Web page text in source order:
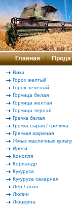
Главная |
Вика
Горох желтый
Горох зеленый
Горчица белая
Горчица желтая
Горчица черная
Гречка белая
Гречка сырая / гречиха
Гречкая жареная
Жмых масличных
Иреги
Конопля
Кориандр
Кукуруза
Кукуруза сахарная
Лен / льон
Люпин
Люцерна